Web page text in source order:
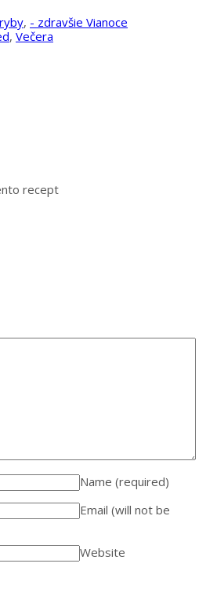
, - zdravšie Vianoce
, Večera
recept
Name (required)
Email (will not be
Website